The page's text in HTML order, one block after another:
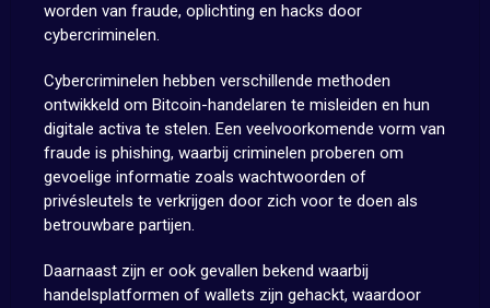
worden van fraude, oplichting en hacks door
cybercriminelen.
Cybercriminelen hebben verschillende methoden
ontwikkeld om Bitcoin-handelaren te misleiden en hun
digitale activa te stelen. Een veelvoorkomende vorm van
fraude is phishing, waarbij criminelen proberen om
gevoelige informatie zoals wachtwoorden of
privésleutels te verkrijgen door zich voor te doen als
betrouwbare partijen.
Daarnaast zijn er ook gevallen bekend waarbij
handelsplatformen of wallets zijn gehackt, waardoor